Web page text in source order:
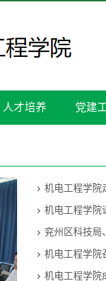
人才培养 党建
机电工程学院
机电工程学院
兖州区科技局
机电工程学院
机电工程学院